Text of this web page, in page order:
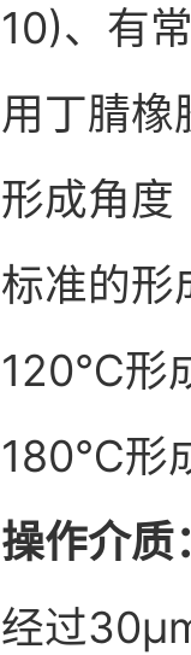
10)、有
用丁腈橡
形成角度
标准的
120℃形
180℃形
操作介质
经过